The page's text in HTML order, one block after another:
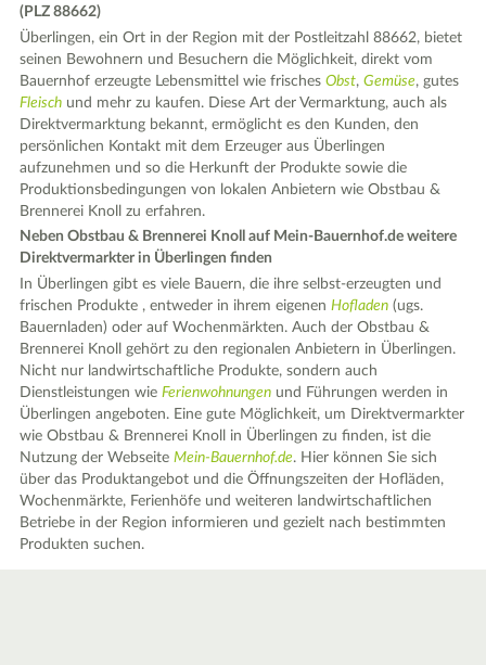
(PLZ 88662)
Überlingen, ein Ort in der Region mit der Postleitzahl 88662, bietet
seinen Bewohnern und Besuchern die Möglichkeit, direkt vom
Bauernhof erzeugte Lebensmittel wie frischesObst,Gemüse, gutes
Fleisch und mehr zu kaufen. Diese Art der Vermarktung, auch als
Direktvermarktung bekannt, ermöglicht es den Kunden, den
persönlichen Kontakt mit dem Erzeuger aus Überlingen
aufzunehmen und so die Herkunft der Produkte sowie die
Produktionsbedingungen von lokalen Anbietern wie Obstbau &
Brennerei Knoll zu erfahren.
Neben Obstbau & Brennerei Knoll auf Mein-Bauernhof.de weitere
Direktvermarkter in Überlingen finden
In Überlingen gibt es viele Bauern, die ihre selbst-erzeugten und
frischen Produkte , entweder in ihrem eigenenHofladen (ugs.
Bauernladen) oder auf Wochenmärkten. Auch der Obstbau &
Brennerei Knoll gehört zu den regionalen Anbietern in Überlingen.
Nicht nur landwirtschaftliche Produkte, sondern auch
Dienstleistungen wieFerienwohnungen und Führungen werden in
Überlingen angeboten. Eine gute Möglichkeit, um Direktvermarkter
wie Obstbau & Brennerei Knoll in Überlingen zu finden, ist die
Nutzung der WebseiteMein-Bauernhof.de. Hier können Sie sich
über das Produktangebot und die Öffnungszeiten der Hofläden,
Wochenmärkte, Ferienhöfe und weiteren landwirtschaftlichen
Betriebe in der Region informieren und gezielt nach bestimmten
Produkten suchen.